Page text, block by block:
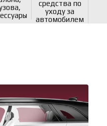
средства по
уходу за
автомобилем